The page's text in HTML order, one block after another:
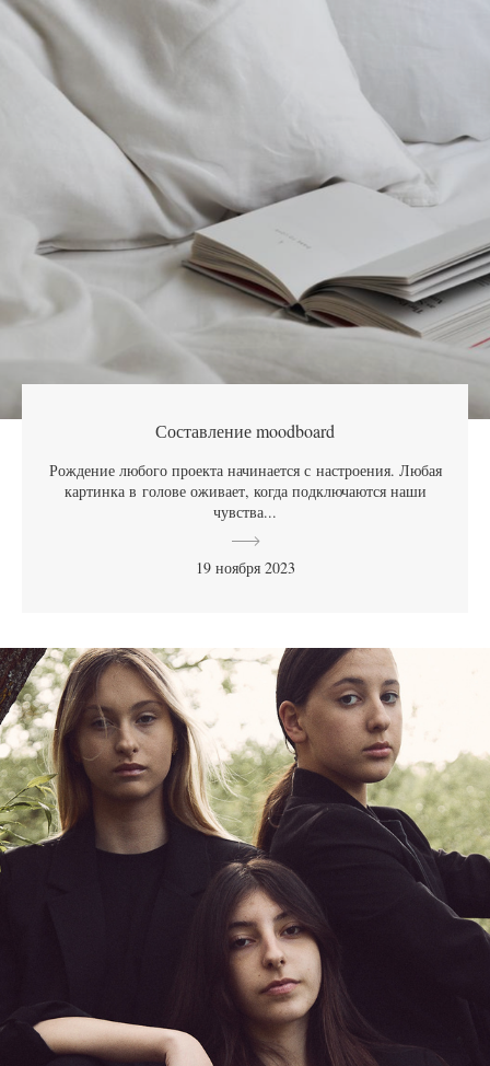
Составление moodboard
Рождение любого проекта начинается с настроения. Любая
картинка в голове оживает, когда подключаются наши
чувства...
19 ноября 2023